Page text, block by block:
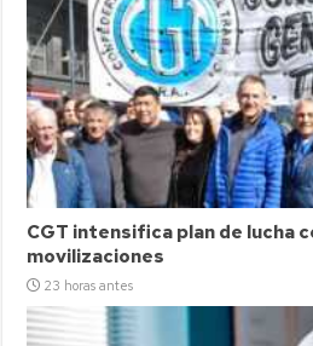
CGT intensifica plan de lucha
movilizaciones
23 horas antes